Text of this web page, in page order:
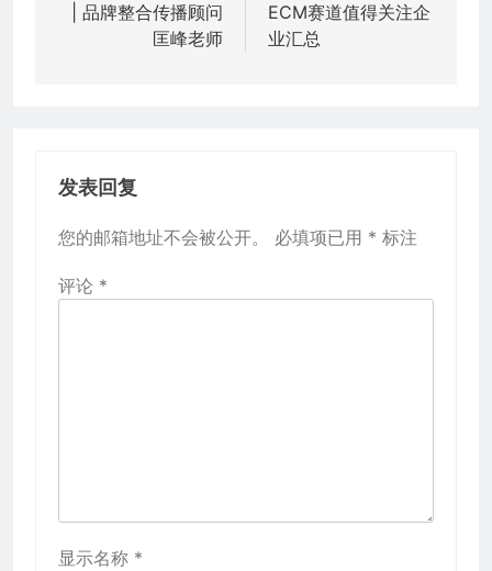
导
| 品牌整合传播顾问
匡峰老师
ECM赛道值得关注企
业汇总
发表回复
您的邮箱地址不会被公开。 必填项已用 * 标注
评论 *
显示名称 *